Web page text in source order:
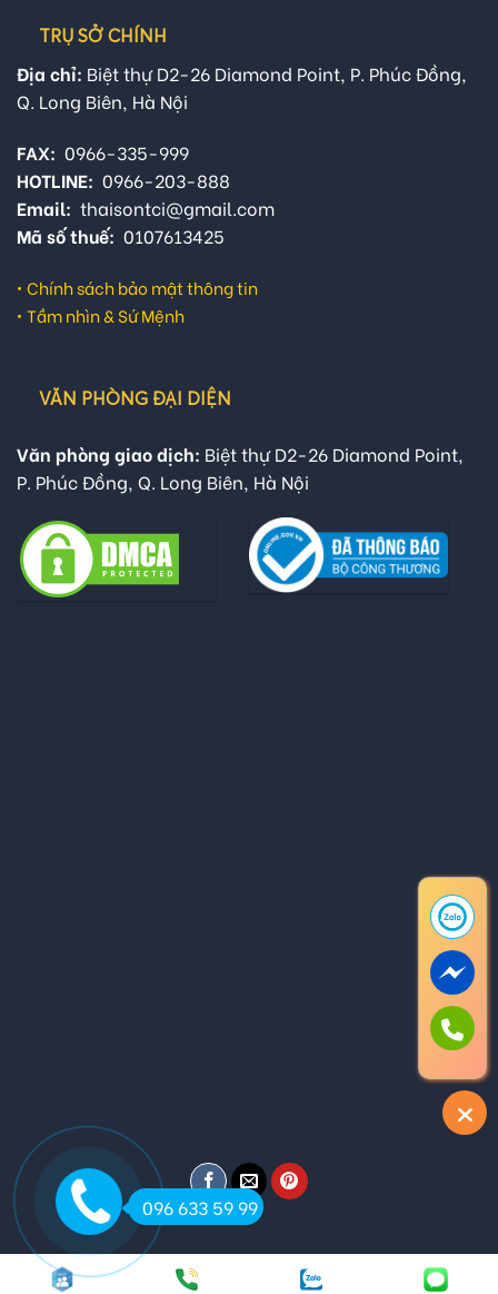
TRỤ SỞ CHÍNH
Địa chỉ: Biệt thự D2-26 Diamond Point, P. Phúc Đồng,
Q. Long Biên, Hà Nội
FAX: 0966-335-999
HOTLINE: 0966-203-888
Email: thaisontci@gmail.com
Mã số thuế: 0107613425
• Chính sách bảo mật thông tin
• Tầm nhìn & Sứ Mệnh
VĂN PHÒNG ĐẠI DIỆN
Văn phòng giao dịch: Biệt thự D2-26 Diamond Point,
P. Phúc Đồng, Q. Long Biên, Hà Nội
096 633 59 99